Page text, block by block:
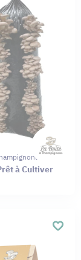
à Cultiver